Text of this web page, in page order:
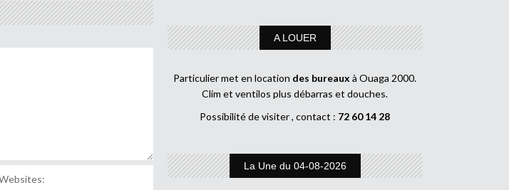
A LOUER
Particulier met en location des bureaux à Ouaga 2000.
Clim et ventilos plus débarras et douches.
Possibilité de visiter , contact : 72 60 14 28
La Une du 04-08-2026